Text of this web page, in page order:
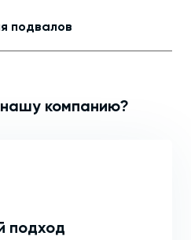
подвалов
компанию?
подход